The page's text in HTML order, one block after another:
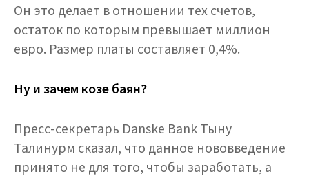
Он это делает в отношении тех счетов,
остаток по которым превышает миллион
евро. Размер платы составляет 0,4%.
Ну и зачем козе баян?
Пресс-секретарь Danske Bank Тыну
Талинурм сказал, что данное нововведение
принято не для того, чтобы заработать, а